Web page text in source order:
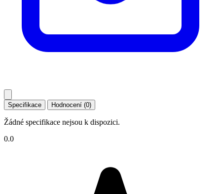
Specifikace Hodnocení (0)
Žádné specifikace nejsou k dispozici.
0.0